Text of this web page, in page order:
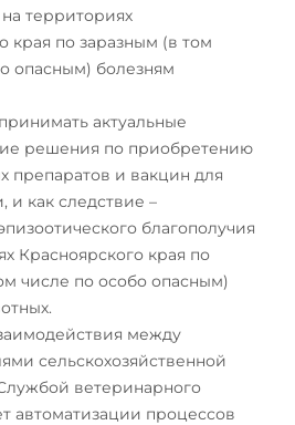
территориях
края по заразным (в том
опасным) болезням
актуальные
решения по приобретению
препаратов и вакцин для
и как следствие –
благополучия
Красноярского края по
числе по особо опасным)
между
сельскохозяйственной
ветеринарного
автоматизации процессов